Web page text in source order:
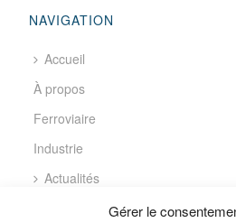
Gérer le
NAVIGATION
Accueil
À propos
Ferroviaire
Industrie
Actualités